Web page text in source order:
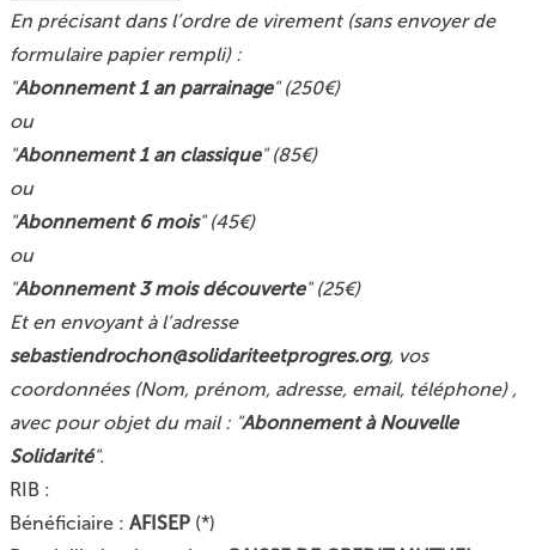
En précisant dans l’ordre de virement (sans envoyer de
formulaire papier rempli) :
"Abonnement 1 an parrainage" (250€)
ou
"Abonnement 1 an classique" (85€)
ou
"Abonnement 6 mois" (45€)
ou
"Abonnement 3 mois découverte" (25€)
Et en envoyant à l’adresse
sebastiendrochon@solidariteetprogres.org, vos
coordonnées (Nom, prénom, adresse, email, téléphone) ,
avec pour objet du mail : "Abonnement à Nouvelle
Solidarité".
RIB :
Bénéficiaire : AFISEP (*)